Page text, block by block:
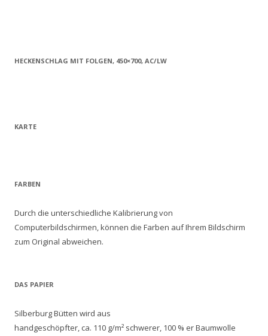
HECKENSCHLAG MIT FOLGEN, 450×700, AC/LW
KARTE
FARBEN
Durch die unterschiedliche Kalibrierung von
Computerbildschirmen, können die Farben auf Ihrem Bildschirm
zum Original abweichen.
DAS PAPIER
Silberburg Bütten wird aus
handgeschöpfter, ca. 110 g/m² schwerer, 100 % er Baumwolle